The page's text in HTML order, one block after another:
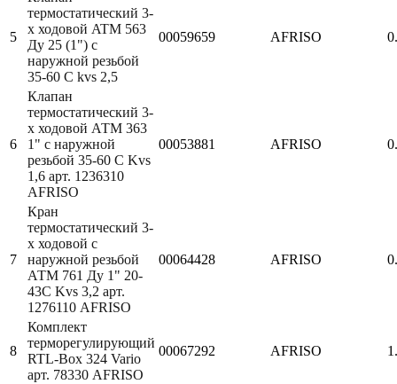
5
термостатический 3-
х ходовой ATM 563
Ду 25 (1") с
наружной резьбой
35-60 С kvs 2,5
00059659 AFRISO
6
Клапан
термостатический 3-
х ходовой АТМ 363
1" с наружной
резьбой 35-60 С Kvs
1,6 арт. 1236310
AFRISO
00053881 AFRISO
7
Кран
термостатический 3-
х ходовой с
наружной резьбой
АТМ 761 Ду 1" 20-
43С Kvs 3,2 арт.
1276110 AFRISO
00064428 AFRISO
8
Комплект
терморегулирующий
RTL-Box 324 Vario
арт. 78330 AFRISO
00067292 AFRISO